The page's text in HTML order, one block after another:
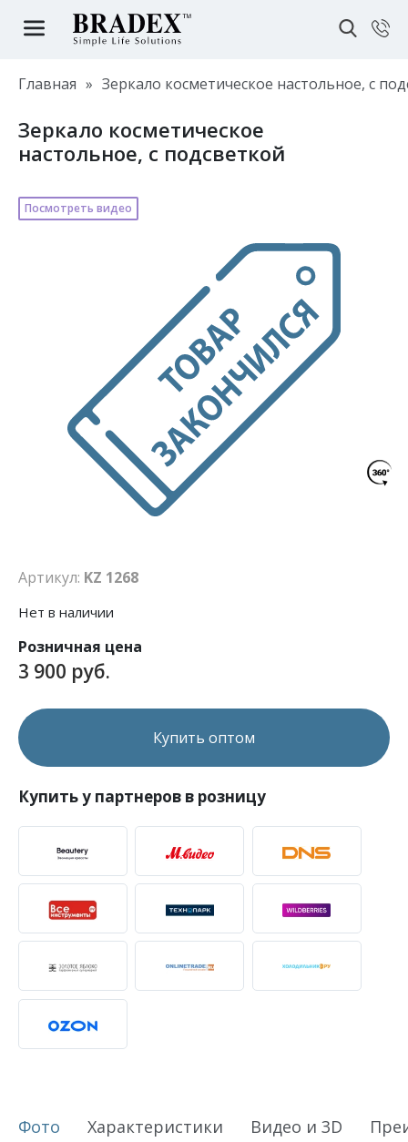
Главная » Зеркало косметическое настольное, с
Зеркало косметическое
настольное, с подсветкой
Посмотреть видео
Артикул: KZ 1268
Нет в наличии
Розничная цена
3 900 руб.
Купить оптом
Купить у партнеров в розницу
Фото Характеристики Видео и 3D